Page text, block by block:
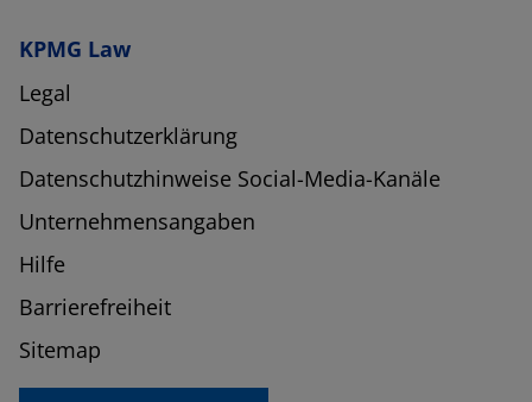
KPMG Law
Legal
Datenschutzerklärung
Datenschutzhinweise Social-Media-Kanäle
Unternehmensangaben
Hilfe
Barrierefreiheit
Sitemap